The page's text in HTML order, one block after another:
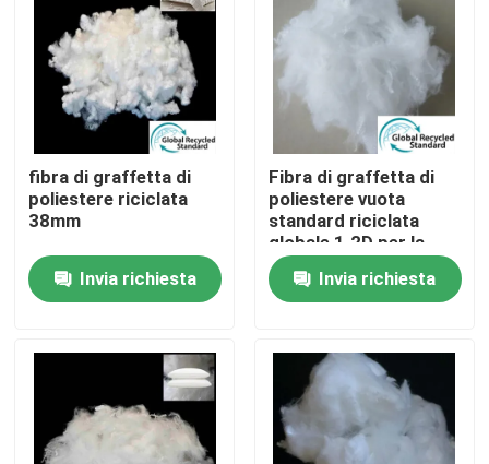
Fatory Tour
Controllo di qualità
Contattaci
Fibra in fiocco di poliestere riciclato
Fibra in fiocco di polipropilene
fibra di graffetta di
poliestere riciclata
38mm
Invia richiesta
Fibra di graffetta di
poliestere vuota
standard riciclata
globale 1.2D per la
trapunta
Invia richiesta